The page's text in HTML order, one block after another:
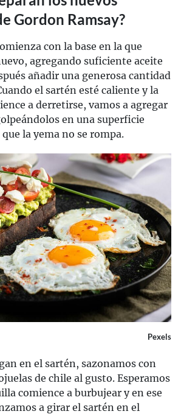
Gordon Ramsay?
con la base en la que
agregando suficiente aceite
añadir una generosa cantidad
el sartén esté caliente y la
a derretirse, vamos a agregar
en una superficie
la yema no se rompa.
Pexels
en el sartén, sazonamos con
de chile al gusto. Esperamos
comience a burbujear y en ese
a girar el sartén en el